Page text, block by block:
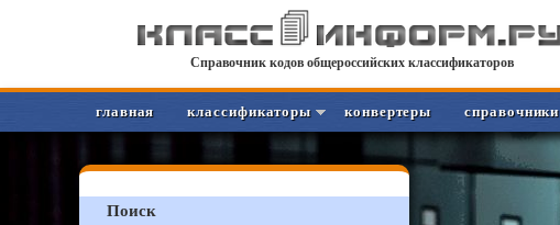
Справочник кодов общероссийских классификаторов
главная классификаторы конвертеры справочники
Поиск